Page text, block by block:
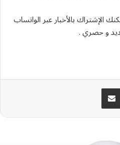
الإشتراك بالأخبار عبر الواتساب
و حصري .
مشاركة عبر البريد